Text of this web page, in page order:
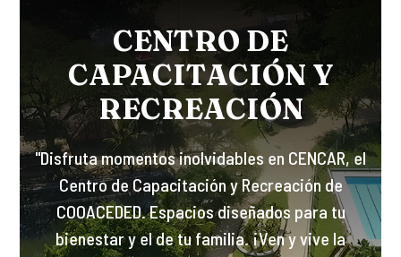
CENTRO DE
CAPACITACIÓN Y
RECREACIÓN
"Disfruta momentos inolvidables en CENCAR, el
Centro de Capacitación y Recreación de
COOACEDED. Espacios diseñados para tu
bienestar y el de tu familia. ¡Ven y vive la